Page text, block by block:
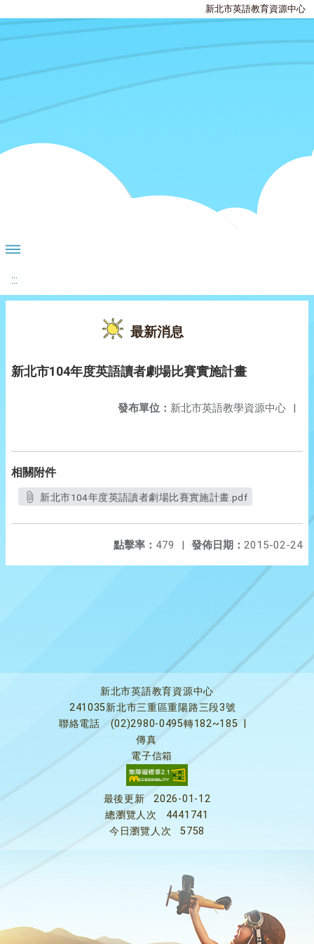
新北市英語教育資源中心
:::
最新消息
新北市104年度英語讀者劇場比賽實施計畫
發布單位： 新北市英語教學資源中心 |
相關附件
新北市104年度英語讀者劇場比賽實施計畫.pdf
發佈日期： 2015-02-24
點擊率： 479 |
新北市英語教育資源中心
241035新北市三重區重陽路三段3號
聯絡電話
(02)2980-0495轉182~185
傳真
電子信箱
最後更新
2026-01-12
總瀏覽人次
4441741
今日瀏覽人次
5758